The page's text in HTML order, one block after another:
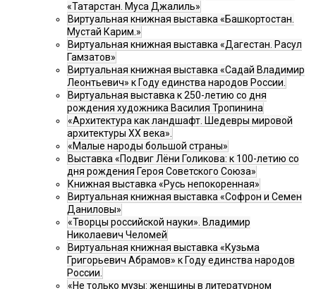
«Татарстан. Муса Джалиль»
Виртуальная книжная выставка «Башкортостан.
Мустай Карим.»
Виртуальная книжная выставка «Дагестан. Расул
Гамзатов»
Виртуальная книжная выставка «Садай Владимир
Леонтьевич» к Году единства народов России.
Виртуальная выставка к 250-летию со дня
рождения художника Василия Тропинина
«Архитектура как ландшафт. Шедевры мировой
архитектуры XX века».
«Малые народы большой страны»
Выставка «Подвиг Лёни Голикова: к 100-летию со
дня рождения Героя Советского Союза»
Книжная выставка «Русь непокоренная»
Виртуальная книжная выставка «Софрон и Семен
Даниловы»
«Творцы российской науки». Владимир
Николаевич Челомей
Виртуальная книжная выставка «Кузьма
Григорьевич Абрамов» к Году единства народов
России.
«Не только музы: женщины в литературном